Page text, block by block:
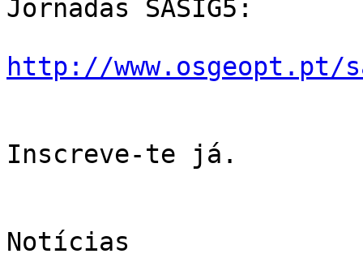
Jornadas SASIG5:
http://www.osgeopt.pt/
Inscreve-te já.
Notícias